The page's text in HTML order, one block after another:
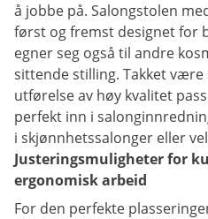
å jobbe på. Salongstolen
først og fremst designet for
egner seg også til andre
sittende stilling. Takket
utførelse av høy kvalitet
perfekt inn i
i skjønnhetssalonger eller
Justeringsmuligheter for
ergonomisk arbeid
For den perfekte